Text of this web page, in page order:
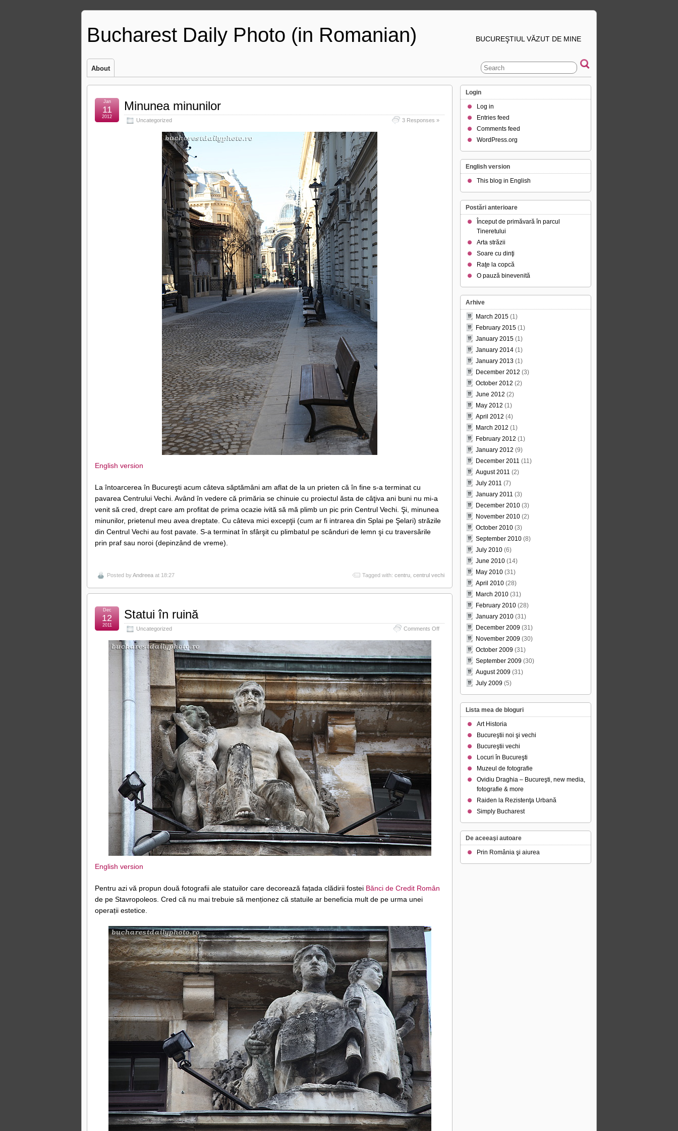
Bucharest Daily Photo (in Romanian) BUCUREŞTIUL VĂZUT DE MINE
About
Minunea minunilor
Uncategorized 3 Responses »
Jan
11
2012
English version
La întoarcerea în Bucureşti acum câteva săptămâni am aflat de la un prieten că în fine s-a terminat cu
pavarea Centrului Vechi. Având în vedere că primăria se chinuie cu proiectul ăsta de câţiva ani buni nu mi-a
venit să cred, drept care am profitat de prima ocazie ivită să mă plimb un pic prin Centrul Vechi. Şi, minunea
minunilor, prietenul meu avea dreptate. Cu câteva mici excepţii (cum ar fi intrarea din Splai pe Şelari) străzile
din Centrul Vechi au fost pavate. S-a terminat în sfârşit cu plimbatul pe scânduri de lemn şi cu traversările
prin praf sau noroi (depinzând de vreme).
Posted byAndreea at 18:27 Tagged with: centru centrul vechi
Statui în ruină
Uncategorized Comments Offon
Dec
12
2011
English version
Pentru azi vă propun două fotografii ale statuilor care decorează fațada clădirii fostei Bănci de Credit Român
de pe Stavropoleos. Cred că nu mai trebuie să menționez că statuile ar beneficia mult de pe urma unei
operații estetice.
Login
Log in
Entries feed
Comments feed
WordPress.org
English version
This blog in English
Postări anterioare
Început de primăvară în parcul
Tineretului
Arta străzii
Soare cu dinţi
Raţe la copcă
O pauză binevenită
Arhive
March 2015 (1)
February 2015 (1)
January 2015 (1)
January 2014 (1)
January 2013 (1)
December 2012 (3)
October 2012 (2)
June 2012 (2)
May 2012 (1)
April 2012 (4)
March 2012 (1)
February 2012 (1)
January 2012 (9)
December 2011 (11)
August 2011 (2)
July 2011 (7)
January 2011 (3)
December 2010 (3)
November 2010 (2)
October 2010 (3)
September 2010 (8)
July 2010 (6)
June 2010 (14)
May 2010 (31)
April 2010 (28)
March 2010 (31)
February 2010 (28)
January 2010 (31)
December 2009 (31)
November 2009 (30)
October 2009 (31)
September 2009 (30)
August 2009 (31)
July 2009 (5)
Lista mea de bloguri
Art Historia
Bucureştii noi şi vechi
Bucureştii vechi
Locuri în Bucureşti
Muzeul de fotografie
Ovidiu Draghia – Bucureşti, new media,
fotografie & more
Raiden la Rezistenţa Urbană
Simply Bucharest
De aceeaşi autoare
Prin România şi aiurea